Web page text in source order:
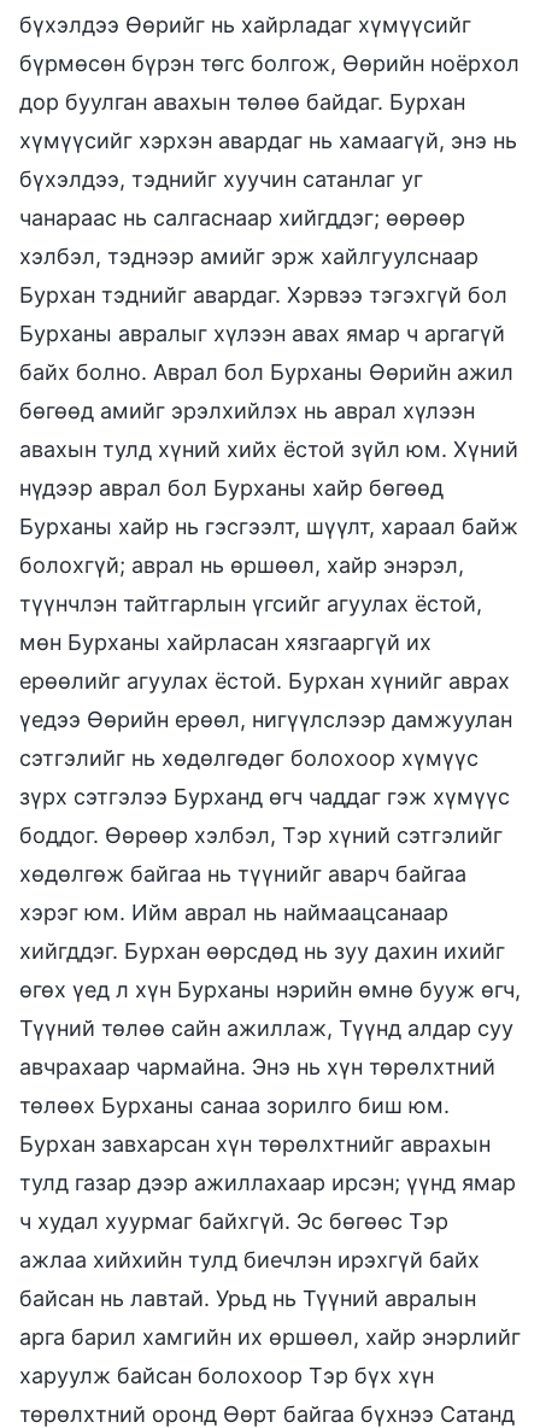
бүхэлдээ Өөрийг нь хайрладаг хүмүүсийг
бүрмөсөн бүрэн төгс болгож, Өөрийн ноёрхол
дор буулган авахын төлөө байдаг. Бурхан
хүмүүсийг хэрхэн авардаг нь хамаагүй, энэ нь
бүхэлдээ, тэднийг хуучин сатанлаг уг
чанараас нь салгаснаар хийгддэг; өөрөөр
хэлбэл, тэднээр амийг эрж хайлгуулснаар
Бурхан тэднийг авардаг. Хэрвээ тэгэхгүй бол
Бурханы авралыг хүлээн авах ямар ч аргагүй
байх болно. Аврал бол Бурханы Өөрийн ажил
бөгөөд амийг эрэлхийлэх нь аврал хүлээн
авахын тулд хүний хийх ёстой зүйл юм. Хүний
нүдээр аврал бол Бурханы хайр бөгөөд
Бурханы хайр нь гэсгээлт, шүүлт, хараал байж
болохгүй; аврал нь өршөөл, хайр энэрэл,
түүнчлэн тайтгарлын үгсийг агуулах ёстой,
мөн Бурханы хайрласан хязгааргүй их
ерөөлийг агуулах ёстой. Бурхан хүнийг аврах
үедээ Өөрийн ерөөл, нигүүлслээр дамжуулан
сэтгэлийг нь хөдөлгөдөг болохоор хүмүүс
зүрх сэтгэлээ Бурханд өгч чаддаг гэж хүмүүс
боддог. Өөрөөр хэлбэл, Тэр хүний сэтгэлийг
хөдөлгөж байгаа нь түүнийг аварч байгаа
хэрэг юм. Ийм аврал нь наймаацсанаар
хийгддэг. Бурхан өөрсдөд нь зуу дахин ихийг
өгөх үед л хүн Бурханы нэрийн өмнө бууж өгч,
Түүний төлөө сайн ажиллаж, Түүнд алдар суу
авчрахаар чармайна. Энэ нь хүн төрөлхтний
төлөөх Бурханы санаа зорилго биш юм.
Бурхан завхарсан хүн төрөлхтнийг аврахын
тулд газар дээр ажиллахаар ирсэн; үүнд ямар
ч худал хуурмаг байхгүй. Эс бөгөөс Тэр
ажлаа хийхийн тулд биечлэн ирэхгүй байх
байсан нь лавтай. Урьд нь Түүний авралын
арга барил хамгийн их өршөөл, хайр энэрлийг
харуулж байсан болохоор Тэр бүх хүн
төрөлхтний оронд Өөрт байгаа бүхнээ Сатанд